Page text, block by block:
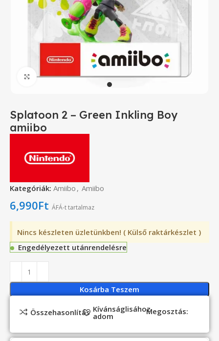
Click to enlarge
Splatoon 2 – Green Inkling Boy
amiibo
Kategóriák: Amiibo , Amiibo
6,990Ft ÁFÁ-t tartalmaz
Nincs készleten üzletünkben! ( Külső raktárkészlet )
Engedélyezett utánrendelésre
Kosárba Teszem
Összehasonlítás Kívánságlisához
adom Megosztás: